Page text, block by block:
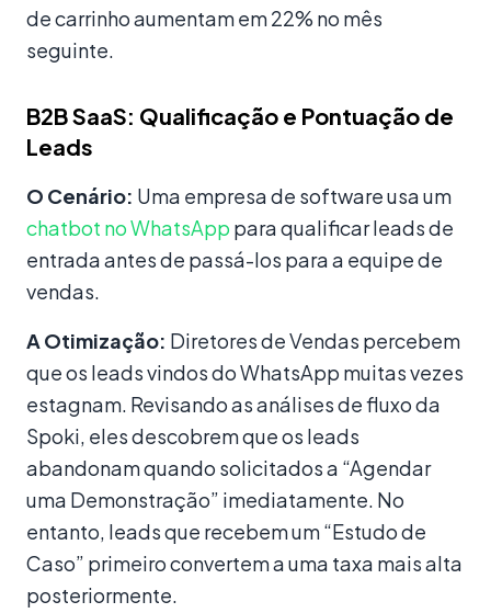
de carrinho aumentam em 22% no mês
seguinte.
B2B SaaS: Qualificação e Pontuação de
Leads
O Cenário: Uma empresa de software usa um
chatbot no WhatsApp para qualificar leads de
entrada antes de passá-los para a equipe de
vendas.
A Otimização: Diretores de Vendas percebem
que os leads vindos do WhatsApp muitas vezes
estagnam. Revisando as análises de fluxo da
Spoki, eles descobrem que os leads
abandonam quando solicitados a “Agendar
uma Demonstração” imediatamente. No
entanto, leads que recebem um “Estudo de
Caso” primeiro convertem a uma taxa mais alta
posteriormente.